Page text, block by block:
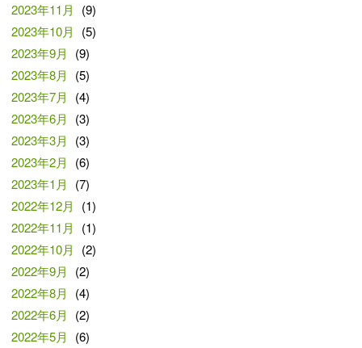
2023年11月
(9)
2023年10月
(5)
2023年9月
(9)
2023年8月
(5)
2023年7月
(4)
2023年6月
(3)
2023年3月
(3)
2023年2月
(6)
2023年1月
(7)
2022年12月
(1)
2022年11月
(1)
2022年10月
(2)
2022年9月
(2)
2022年8月
(4)
2022年6月
(2)
2022年5月
(6)